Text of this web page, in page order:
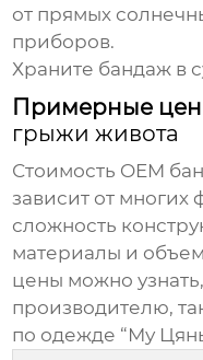
от прямых
приборов.
Храните бандаж в
Примерные
грыжи живота
Стоимость OEM
зависит от многих
сложность
материалы и
цены можно
производителю,
по одежде “Му